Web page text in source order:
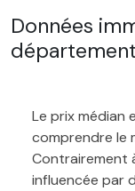
Données
Le prix médian
comprendre le
Contrairement
influencée par